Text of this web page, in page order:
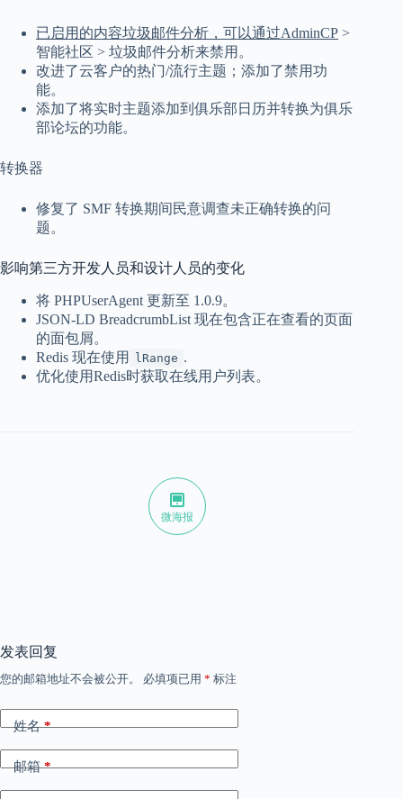
已启用的内容垃圾邮件分析，可以通过AdminCP >
智能社区 > 垃圾邮件分析来禁用。
改进了云客户的热门/流行主题；添加了禁用功
能。
添加了将实时主题添加到俱乐部日历并转换为俱乐
部论坛的功能。
转换器
修复了 SMF 转换期间民意调查未正确转换的问
题。
影响第三方开发人员和设计人员的变化
将 PHPUserAgent 更新至 1.0.9。
JSON-LD BreadcrumbList 现在包含正在查看的页面
的面包屑。
Redis 现在使用
lRange .
优化使用Redis时获取在线用户列表。
微海报
发表回复
您的邮箱地址不会被公开。 必填项已用 * 标注
姓名*
邮箱*